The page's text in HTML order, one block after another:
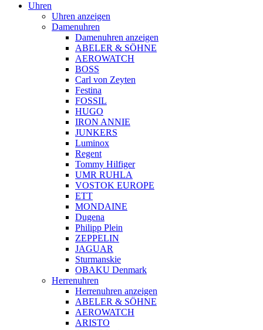
Uhren
Uhren anzeigen
Damenuhren
Damenuhren anzeigen
ABELER & SÖHNE
AEROWATCH
BOSS
Carl von Zeyten
Festina
FOSSIL
HUGO
IRON ANNIE
JUNKERS
Luminox
Regent
Tommy Hilfiger
UMR RUHLA
VOSTOK EUROPE
ETT
MONDAINE
Dugena
Philipp Plein
ZEPPELIN
JAGUAR
Sturmanskie
OBAKU Denmark
Herrenuhren
Herrenuhren anzeigen
ABELER & SÖHNE
AEROWATCH
ARISTO